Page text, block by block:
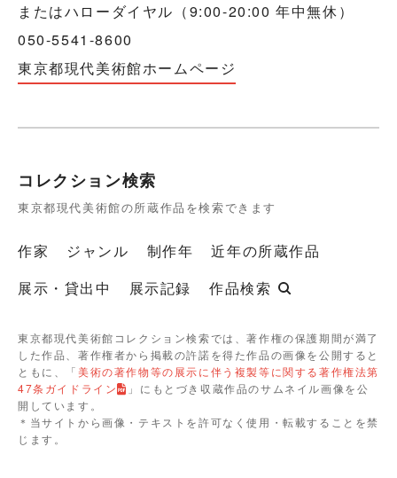
またはハローダイヤル（9:00-20:00 年中無休）
050-5541-8600
東京都現代美術館ホームページ
コレクション検索
東京都現代美術館の所蔵作品を検索できます
作家 ジャンル 制作年
近年の所蔵作品
展示・貸出中
展示記録 作品検索
東京都現代美術館コレクション検索では、著作権の保護期間が満了
した作品、著作権者から掲載の許諾を得た作品の画像を公開すると
ともに、「美術の著作物等の展示に伴う複製等に関する著作権法第
47条ガイドライン
」にもとづき収蔵作品のサムネイル画像を公
開しています。
＊当サイトから画像・テキストを許可なく使用・転載することを禁
じます。